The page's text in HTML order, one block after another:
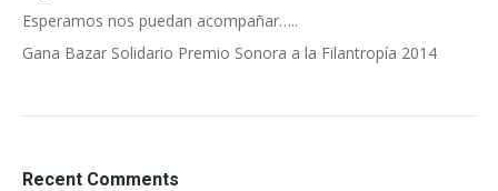
Esperamos nos puedan acompañar…..
Gana Bazar Solidario Premio Sonora a la Filantropía 2014
Recent Comments